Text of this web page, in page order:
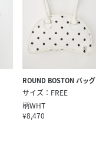
ROUND BOSTON バッグ
サイズ：FREE
柄WHT
¥8,470